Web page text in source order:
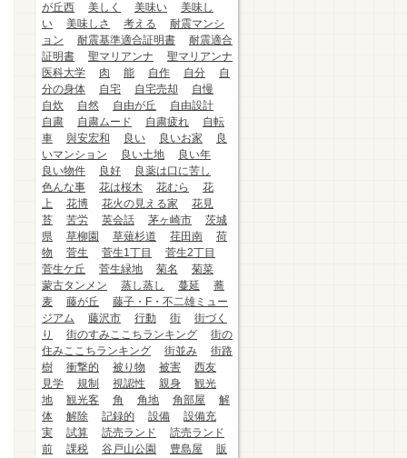
が丘西
美しく 美味い
美味し
い
美味しさ 考える
耐震マンシ
ョン
耐震基準適合証明書
耐震適合
証明書
聖マリアンナ
聖マリアンナ
医科大学
肉 能 自作 自分
自
分の身体
自宅 自宅売却
自慢
自炊
自然 自由が丘
自由設計
自粛
自粛ムード 自粛疲れ
自転
車
與安宏和 良い 良いお家
良
いマンション
良い土地
良い年
良い物件
良好
良薬は口に苦し
色んな事
花は桜木 花むら
花
上
花博 花火の見える家
花見
苔
苦労 英会話 茅ヶ崎市
茨城
県
草柳園 草薙杉道 荏田南
荷
物
菅生 菅生1丁目
菅生2丁目
菅生ケ丘
菅生緑地 菊名
菊菜
蒙古タンメン
蒸し蒸し 蔓延
蕎
麦
藤が丘
藤子・F・不二雄ミュー
ジアム
藤沢市 行動 街
街づく
り
街のすみここちランキング
街の
住みここちランキング
街並み
街路
樹
衝撃的 被り物 被害
西友
見学
規制 視認性 親身
観光
地
観光客 角 角地 角部屋
解
体
解除 記録的 設備
設備充
実
試算 読売ランド
読売ランド
前
課税 谷戸山公園 豊島屋
販